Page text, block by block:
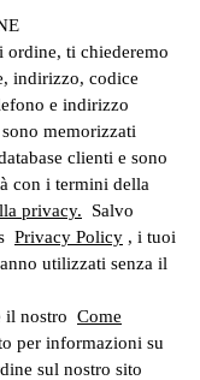
ordine, ti chiederemo
indirizzo, codice
e indirizzo
memorizzati
clienti e sono
con i termini della
privacy.
Salvo
Privacy Policy , i tuoi
utilizzati senza il
il nostro Come
per informazioni su
sul nostro sito